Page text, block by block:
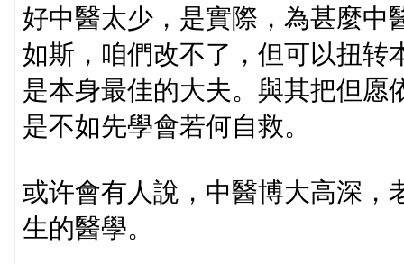
好中醫太少，是實際，為甚麼中
如斯，咱們改不了，但可以扭转
是本身最佳的大夫。與其把但愿
是不如先學會若何自救。
或许會有人說，中醫博大高深，
生的醫學。